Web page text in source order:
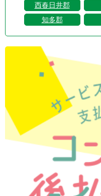
西春日井郡
知多郡